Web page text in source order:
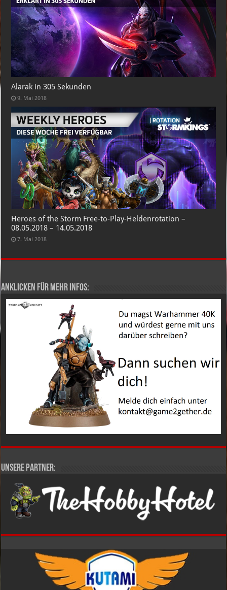
Alarak in 305 Sekunden
9. Mai 2018
Heroes of the Storm Free-to-Play-Heldenrotation –
08.05.2018 – 14.05.2018
7. Mai 2018
Anklicken für mehr Infos:
Unsere Partner: